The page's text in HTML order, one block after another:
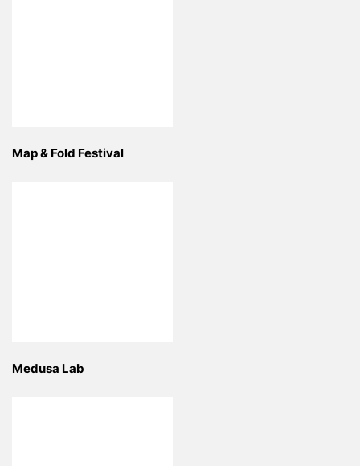
Map & Fold Festival
Medusa Lab